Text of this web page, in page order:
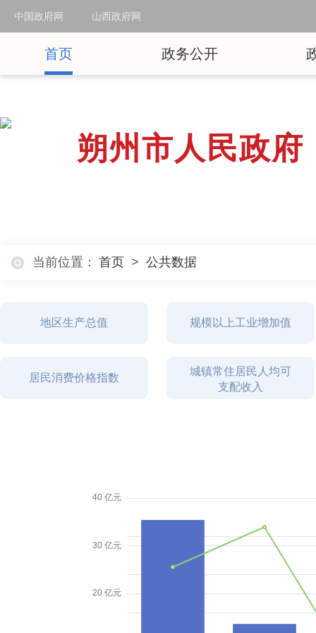
中国政府网 山西政府网
首页 政务公开
朔州市人民政府
当前位置： 首页 > 公共数据
地区生产总值 规模以上工业增加值
居民消费价格指数
城镇常住居民人均可
支配收入